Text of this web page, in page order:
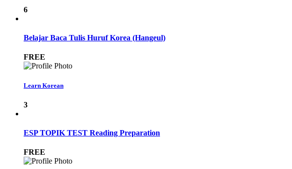
6
Belajar Baca Tulis Huruf Korea (Hangeul)
FREE
Learn Korean
3
ESP TOPIK TEST Reading Preparation
FREE